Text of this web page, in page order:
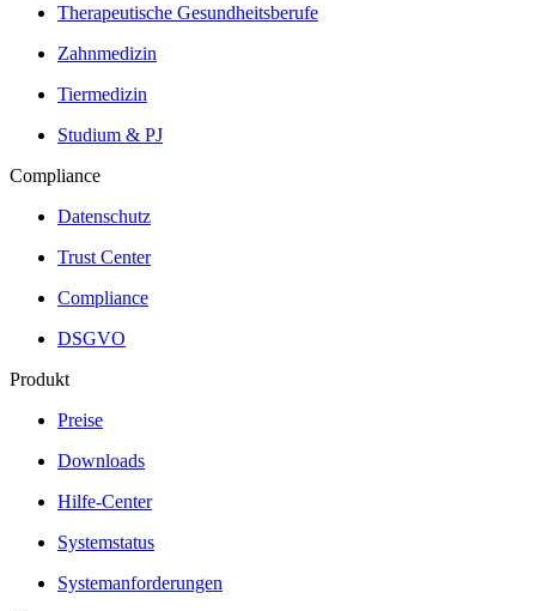
Therapeutische Gesundheitsberufe
Zahnmedizin
Tiermedizin
Studium & PJ
Compliance
Datenschutz
Trust Center
Compliance
DSGVO
Produkt
Preise
Downloads
Hilfe-Center
Systemstatus
Systemanforderungen